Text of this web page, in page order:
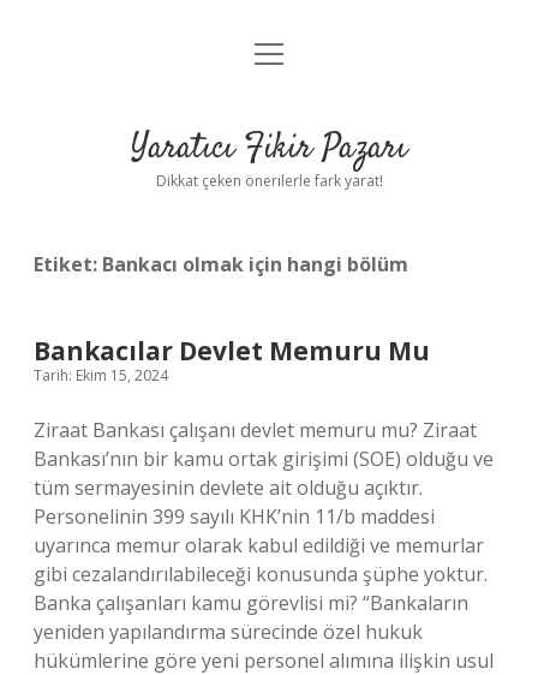
Anasayfa
Yasal Uyarı
menüyü
Yaratıcı Fikir Pazarı
Dikkat çeken önerilerle fark yarat!
Etiket: Bankacı olmak için hangi bölüm
Bankacılar Devlet Memuru Mu
Tarih: Ekim 15, 2024
Ziraat Bankası çalışanı devlet memuru mu? Ziraat
Bankası’nın bir kamu ortak girişimi (SOE) olduğu ve
tüm sermayesinin devlete ait olduğu açıktır.
Personelinin 399 sayılı KHK’nin 11/b maddesi
uyarınca memur olarak kabul edildiği ve memurlar
gibi cezalandırılabileceği konusunda şüphe yoktur.
Banka çalışanları kamu görevlisi mi? “Bankaların
yeniden yapılandırma sürecinde özel hukuk
hükümlerine göre yeni personel alımına ilişkin usul